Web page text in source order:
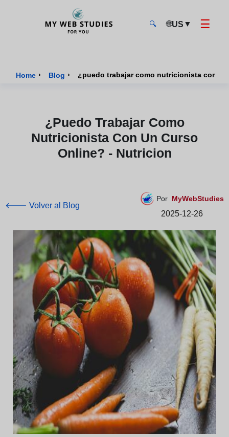
🔍 🌐US ▼ ☰
Home › Blog › ¿puedo trabajar como nutricionista con
¿puedo Trabajar Como
Nutricionista Con Un Curso
Online? - Nutricion
🡐 Volver al Blog
Por MyWebStudies
2025-12-26